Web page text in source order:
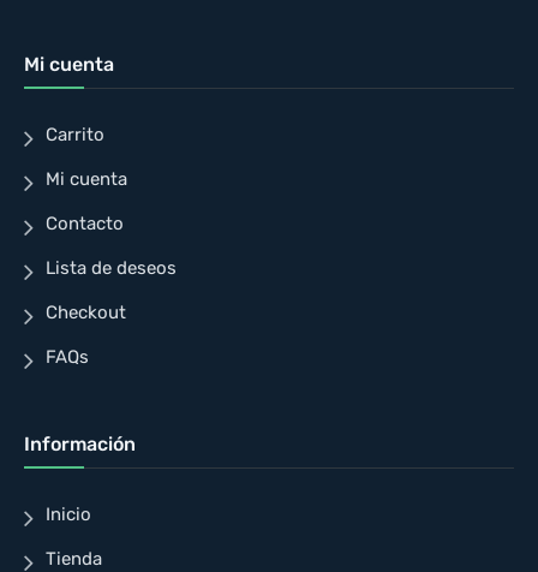
Mi cuenta
Carrito
Mi cuenta
Contacto
Lista de deseos
Checkout
FAQs
Información
Inicio
Tienda